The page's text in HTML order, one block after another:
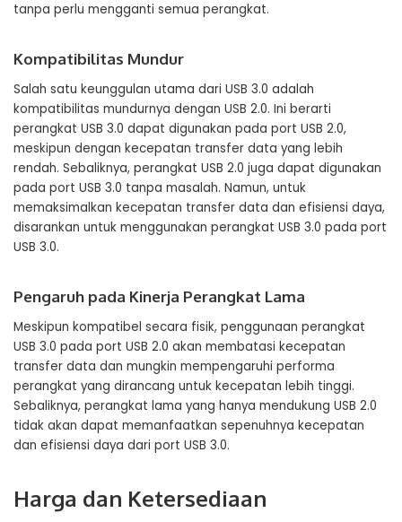
tanpa perlu mengganti semua perangkat.
Kompatibilitas Mundur
Salah satu keunggulan utama dari USB 3.0 adalah
kompatibilitas mundurnya dengan USB 2.0. Ini berarti
perangkat USB 3.0 dapat digunakan pada port USB 2.0,
meskipun dengan kecepatan transfer data yang lebih
rendah. Sebaliknya, perangkat USB 2.0 juga dapat digunakan
pada port USB 3.0 tanpa masalah. Namun, untuk
memaksimalkan kecepatan transfer data dan efisiensi daya,
disarankan untuk menggunakan perangkat USB 3.0 pada port
USB 3.0.
Pengaruh pada Kinerja Perangkat Lama
Meskipun kompatibel secara fisik, penggunaan perangkat
USB 3.0 pada port USB 2.0 akan membatasi kecepatan
transfer data dan mungkin mempengaruhi performa
perangkat yang dirancang untuk kecepatan lebih tinggi.
Sebaliknya, perangkat lama yang hanya mendukung USB 2.0
tidak akan dapat memanfaatkan sepenuhnya kecepatan
dan efisiensi daya dari port USB 3.0.
Harga dan Ketersediaan